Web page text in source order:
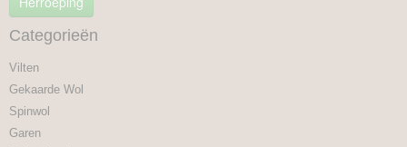
Categorieën
Vilten
Gekaarde Wol
Spinwol
Garen